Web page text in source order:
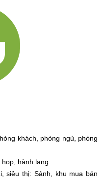
khách, phòng ngủ, phòng
hành lang…
siêu thị: Sảnh, khu mua bán